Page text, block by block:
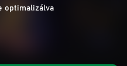
optimalizálva